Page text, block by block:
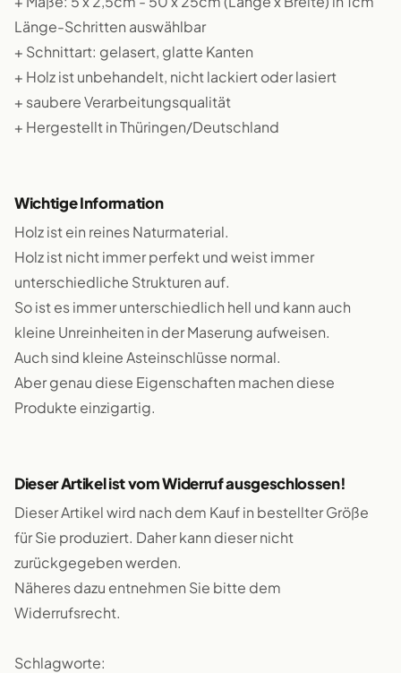
Länge-Schritten auswählbar
+ Schnittart: gelasert, glatte Kanten
+ Holz ist unbehandelt, nicht lackiert oder lasiert
+ saubere Verarbeitungsqualität
+ Hergestellt in Thüringen/Deutschland
Wichtige Information
Holz ist ein reines Naturmaterial.
Holz ist nicht immer perfekt und weist immer
unterschiedliche Strukturen auf.
So ist es immer unterschiedlich hell und kann auch
kleine Unreinheiten in der Maserung aufweisen.
Auch sind kleine Asteinschlüsse normal.
Aber genau diese Eigenschaften machen diese
Produkte einzigartig.
Dieser Artikel ist vom Widerruf ausgeschlossen!
Dieser Artikel wird nach dem Kauf in bestellter Größe
für Sie produziert. Daher kann dieser nicht
zurückgegeben werden.
Näheres dazu entnehmen Sie bitte dem
Widerrufsrecht.
Schlagworte: